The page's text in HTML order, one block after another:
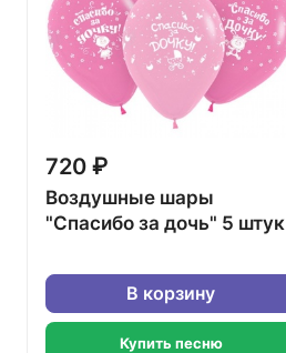
720 ₽
Воздушные шары
"Спасибо за дочь" 5 штук
В корзину
Купить песню